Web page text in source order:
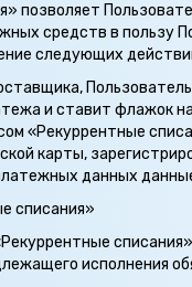
позволяет
средств в пользу
следующих
и ставит флажок
«Рекуррентные
карты,
данных
списания»
исполнения